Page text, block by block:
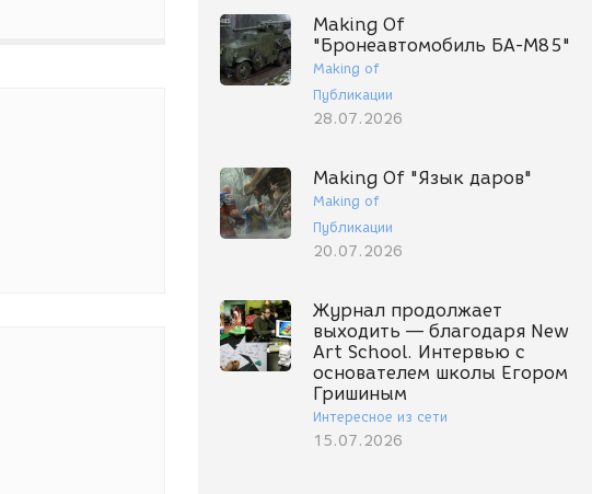
Making Of
"Бронеавтомобиль БА-М85"
Making of
Публикации
28.07.2026
Making Of "Язык даров"
Making of
Публикации
20.07.2026
Журнал продолжает
выходить — благодаря New
Art School. Интервью с
основателем школы Егором
Гришиным
Интересное из сети
15.07.2026